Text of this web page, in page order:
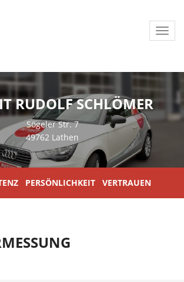
RUDOLF SCHLÖMER
Sögeler Str. 7
49762 Lathen
PERSÖNLICHKEIT VERTRAUEN